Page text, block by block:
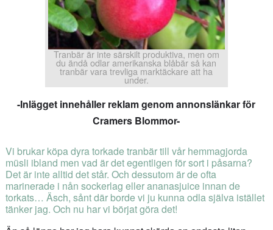
Tranbär är inte särskilt produktiva, men om
du ändå odlar amerikanska blåbär så kan
tranbär vara trevliga marktäckare att ha
under.
-Inlägget innehåller reklam genom annonslänkar för
Cramers Blommor-
Vi brukar köpa dyra torkade tranbär till vår hemmagjorda
müsli ibland men vad är det egentligen för sort i påsarna?
Det är inte alltid det står. Och dessutom är de ofta
marinerade i nån sockerlag eller ananasjuice innan de
torkats… Äsch, sånt där borde vi ju kunna odla själva istället
tänker jag. Och nu har vi börjat göra det!